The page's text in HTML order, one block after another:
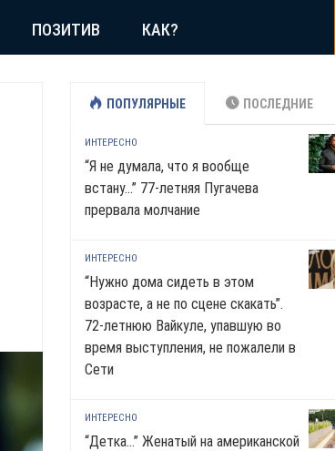
ПОЗИТИВ КАК?
ПОПУЛЯРНЫЕ ПОСЛЕДНИЕ
ИНТЕРЕСНО
“Я не думала, что я вообще
встану…” 77-летняя Пугачева
прервала молчание
ИНТЕРЕСНО
“Нужно дома сидеть в этом
возрасте, а не по сцене скакать”.
72-летнюю Вайкуле, упавшую во
время выступления, не пожалели в
Сети
ИНТЕРЕСНО
“Детка…” Женатый на американской